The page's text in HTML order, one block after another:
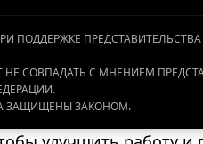
ПОДДЕРЖКЕ
СОВПАДАТЬ С МНЕНИЕМ
ЗАЩИЩЕНЫ ЗАКОНОМ.